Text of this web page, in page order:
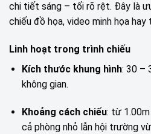
chi tiết sáng – tối rõ rệt. Đây là
chiếu đồ họa, video minh họa
Linh hoạt trong trình chiếu
Kích thước khung hình: 30 –
không gian.
Khoảng cách chiếu: từ
cả phòng nhỏ lẫn hội trường